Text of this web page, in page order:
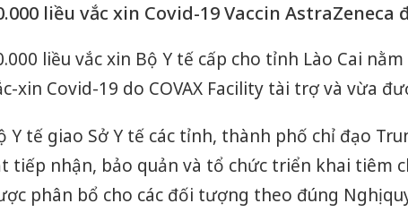
liều vắc xin Covid-19 Vaccin AstraZeneca
liều vắc xin Bộ Y tế cấp cho tỉnh Lào Cai
xin Covid-19 do COVAX Facility tài trợ và vừa
Y tế giao Sở Y tế các tỉnh, thành phố chỉ đạo
tiếp nhận, bảo quản và tổ chức triển khai tiêm
phân bổ cho các đối tượng theo đúng Nghị